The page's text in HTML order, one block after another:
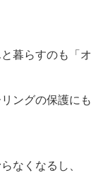
暮らすのも「オ
ングの保護にも
なくなるし、